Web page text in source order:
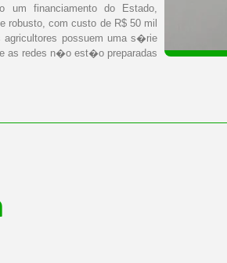
um financiamento do Estado,
com custo de R$ 50 mil
possuem uma s�rie
as redes n�o est�o preparadas